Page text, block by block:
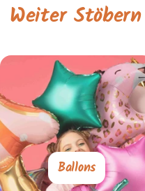
Weiter Stöbern
Ballons